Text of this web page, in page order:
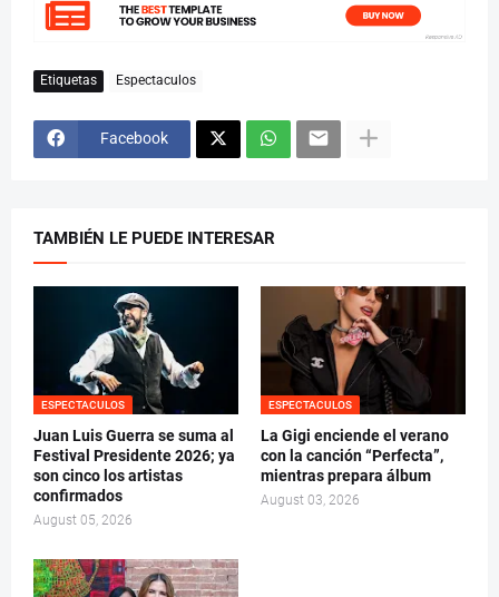
Etiquetas Espectaculos
Facebook
TAMBIÉN LE PUEDE INTERESAR
ESPECTACULOS
Juan Luis Guerra se suma al
Festival Presidente 2026; ya
son cinco los artistas
confirmados
August 05, 2026
ESPECTACULOS
La Gigi enciende el verano
con la canción “Perfecta”,
mientras prepara álbum
August 03, 2026